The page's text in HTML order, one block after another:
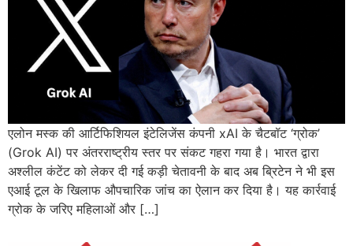
एलोन मस्क की आर्टिफिशियल इंटेलिजेंस कंपनी xAI के चैटबॉट ‘ग्रोक’
(Grok AI) पर अंतरराष्ट्रीय स्तर पर संकट गहरा गया है। भारत द्वारा
अश्लील कंटेंट को लेकर दी गई कड़ी चेतावनी के बाद अब ब्रिटेन ने भी इस
एआई टूल के खिलाफ औपचारिक जांच का ऐलान कर दिया है। यह कार्रवाई
ग्रोक के जरिए महिलाओं और […]